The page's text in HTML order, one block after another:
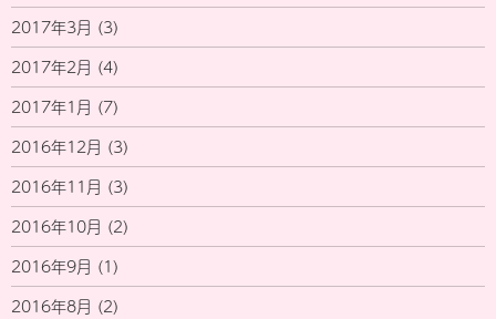
2017年3月 (3)
2017年2月 (4)
2017年1月 (7)
2016年12月 (3)
2016年11月 (3)
2016年10月 (2)
2016年9月 (1)
2016年8月 (2)